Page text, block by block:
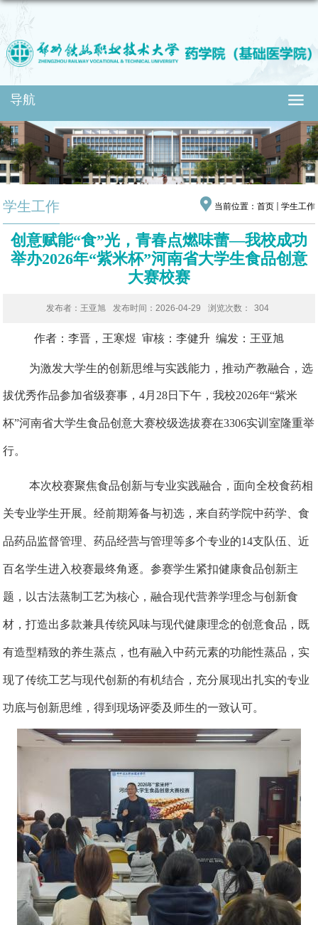
导航
当前位置： 首页 学生工作
学生工作
创意赋能“食”光，青春点燃味蕾—我校成功
举办2026年“紫米杯”河南省大学生食品创意
大赛校赛
发布者：王亚旭 发布时间：2026-04-29 浏览次数： 304
作者： 李晋， 王寒煜 审核： 李健升 编发：王亚旭
为激发大学生的创新思维与实践能力，推动产教融合，选
拔优秀作品参加省级赛事，4月 28日下午，我校2026年“紫米
杯”河南省大学生食品创意大赛校级选拔赛在3306实训室隆重举
行。
本次校赛聚焦食品创新与专业实践融合，面向全校食药相
关专业学生开展。经前期筹备与初选，来自药学院中药学、食
品药品监督管理、药品经营与管理等多个专业的14支队伍、近
百名学生进入校赛最终角逐。参赛学生紧扣健康食品创新主
题，以古法蒸制工艺为核心，融合现代营养学理念与创新食
材，打造出多款兼具传统风味与现代健康理念的创意食品，既
有造型精致的养生蒸点，也有融入中药元素的功能性蒸品，实
现了传统工艺与现代创新的有机结合，充分展现出扎实的专业
功底与创新思维，得到现场评委及师生的一致认可。